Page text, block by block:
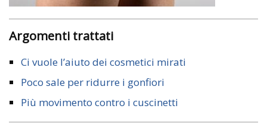
Argomenti trattati
Ci vuole l’aiuto dei cosmetici mirati
Poco sale per ridurre i gonfiori
Più movimento contro i cuscinetti